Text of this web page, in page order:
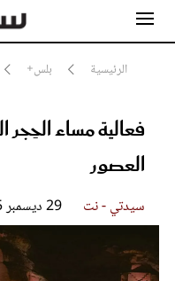
الرئيسية بلس+
فعالية ‏مساء الحِجر
العصور
سيدتي - نت 29 ديسمبر 2025
مشاهير
جمال
سيدتي وطفلك
لايف ستايل